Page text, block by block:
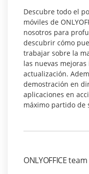
Descubre todo el
móviles de
nosotros para
descubrir cómo
trabajar sobre la
las nuevas
actualización.
demostración en
aplicaciones en
máximo partido de
ONLYOFFICE